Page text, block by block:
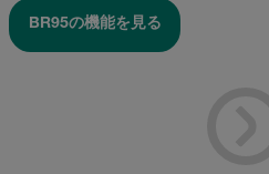
BR95の機能を見る